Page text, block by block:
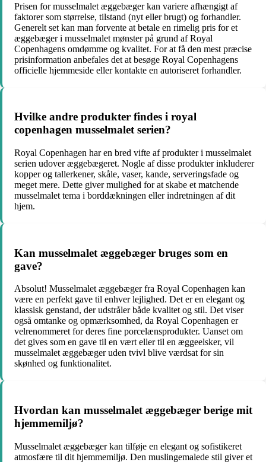
Prisen for musselmalet æggebæger kan variere afhængigt af
faktorer som størrelse, tilstand (nyt eller brugt) og forhandler.
Generelt set kan man forvente at betale en rimelig pris for et
æggebæger i musselmalet mønster på grund af Royal
Copenhagens omdømme og kvalitet. For at få den mest præcise
prisinformation anbefales det at besøge Royal Copenhagens
officielle hjemmeside eller kontakte en autoriseret forhandler.
Hvilke andre produkter findes i royal
copenhagen musselmalet serien?
Royal Copenhagen har en bred vifte af produkter i musselmalet
serien udover æggebægeret. Nogle af disse produkter inkluderer
kopper og tallerkener, skåle, vaser, kande, serveringsfade og
meget mere. Dette giver mulighed for at skabe et matchende
musselmalet tema i borddækningen eller indretningen af ​​dit
hjem.
Kan musselmalet æggebæger bruges som en
gave?
Absolut! Musselmalet æggebæger fra Royal Copenhagen kan
være en perfekt gave til enhver lejlighed. Det er en elegant og
klassisk genstand, der udstråler både kvalitet og stil. Det viser
også omtanke og opmærksomhed, da Royal Copenhagen er
velrenommeret for deres fine porcelænsprodukter. Uanset om
det gives som en gave til en vært eller til en æggeelsker, vil
musselmalet æggebæger uden tvivl blive værdsat for sin
skønhed og funktionalitet.
Hvordan kan musselmalet æggebæger berige mit
hjemmemiljø?
Musselmalet æggebæger kan tilføje en elegant og sofistikeret
atmosfære til dit hjemmemiljø. Den muslingemalede stil giver et